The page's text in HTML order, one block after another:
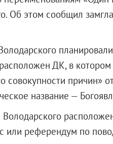
Об этом сообщил
ДК, в
совокупности причин»
название —
или референдум по